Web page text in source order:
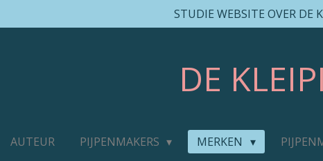
STUDIE WEBSITE OVER DE
DE
AUTEUR PIJPENMAKERS MERKEN